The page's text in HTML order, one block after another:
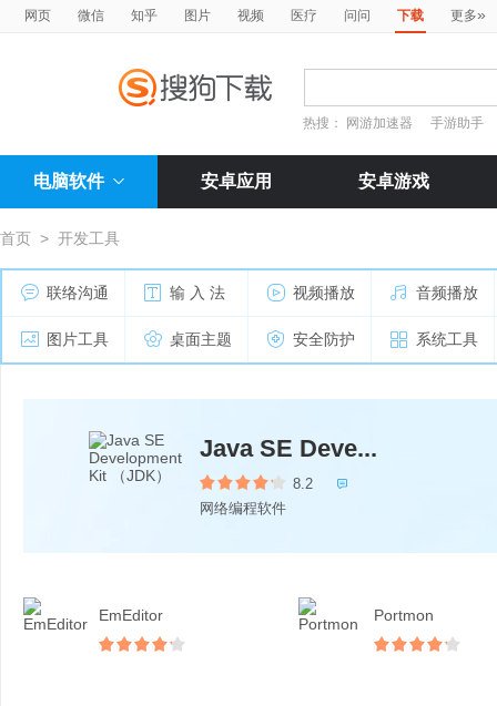
网页 微信 知乎 图片 视频 医疗 问问 下载 更多»
热搜： 网游加速器 手游助手
电脑软件 安卓应用 安卓游戏
首页 > 开发工具
联络沟通 输 入 法 视频播放 音频播放
图片工具 桌面主题 安全防护 系统工具
Java SE Deve...
8.2 
网络编程软件
EmEditor Portmon